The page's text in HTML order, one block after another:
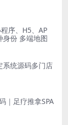
序、H5、AP
身份 多端地图
统源码多门店
｜足疗推拿SPA